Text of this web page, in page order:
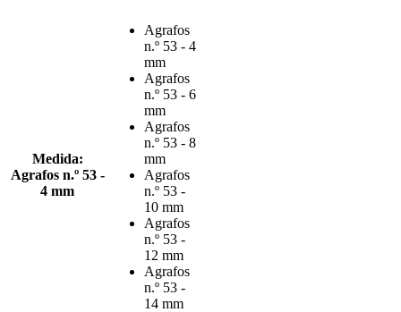
Medida:
Agrafos n.º 53 -
4 mm
Agrafos
n.º 53 - 4
mm
Agrafos
n.º 53 - 6
mm
Agrafos
n.º 53 - 8
mm
Agrafos
n.º 53 -
10 mm
Agrafos
n.º 53 -
12 mm
Agrafos
n.º 53 -
14 mm